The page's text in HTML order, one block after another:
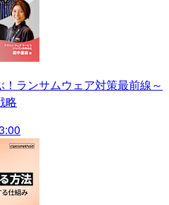
！ランサムウェア対策最前線～
略